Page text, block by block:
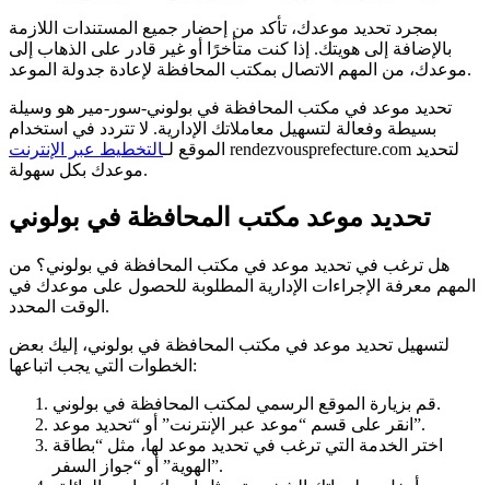
بمجرد تحديد موعدك، تأكد من إحضار جميع المستندات اللازمة
بالإضافة إلى هويتك. إذا كنت متأخرًا أو غير قادر على الذهاب إلى
موعدك، من المهم الاتصال بمكتب المحافظة لإعادة جدولة الموعد.
تحديد موعد في مكتب المحافظة في بولوني-سور-مير هو وسيلة
بسيطة وفعالة لتسهيل معاملاتك الإدارية. لا تتردد في استخدام
الموقع لـالتخطيط عبر الإنترنت
rendezvousprefecture.com لتحديد
موعدك بكل سهولة.
تحديد موعد مكتب المحافظة في بولوني
هل ترغب في تحديد موعد في مكتب المحافظة في بولوني؟ من
المهم معرفة الإجراءات الإدارية المطلوبة للحصول على موعدك في
الوقت المحدد.
لتسهيل تحديد موعد في مكتب المحافظة في بولوني، إليك بعض
الخطوات التي يجب اتباعها:
قم بزيارة الموقع الرسمي لمكتب المحافظة في بولوني.
انقر على قسم “موعد عبر الإنترنت” أو “تحديد موعد”.
اختر الخدمة التي ترغب في تحديد موعد لها، مثل “بطاقة
الهوية” أو “جواز السفر”.